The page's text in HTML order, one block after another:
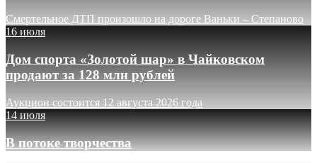
Смертельное ДТП произошло на дороге Ваньки – Степаново
16 июля
Дом спорта «Золотой шар» в Чайковском
продают за 128 млн рублей
Аукцион состоится 12 августа 2026 года
14 июля
В потоке творчества